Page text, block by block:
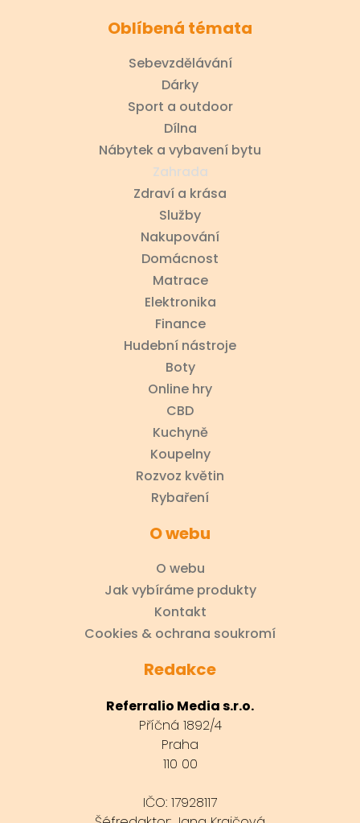
Oblíbená témata
Sebevzdělávání
Dárky
Sport a outdoor
Dílna
Nábytek a vybavení bytu
Zahrada
Zdraví a krása
Služby
Nakupování
Domácnost
Matrace
Elektronika
Finance
Hudební nástroje
Boty
Online hry
CBD
Kuchyně
Koupelny
Rozvoz květin
Rybaření
O webu
O webu
Jak vybíráme produkty
Kontakt
Cookies & ochrana soukromí
Redakce
Referralio Media s.r.o.
Příčná 1892/4
Praha
110 00
IČO: 17928117